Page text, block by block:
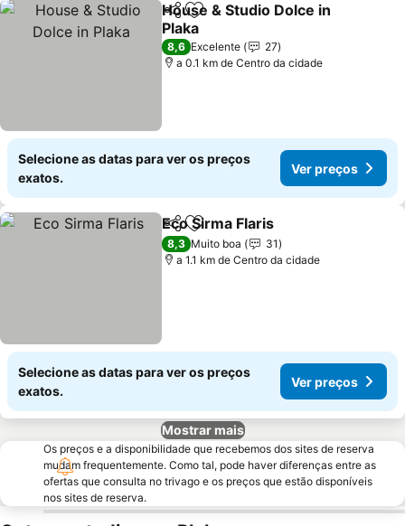
PartilharAdicionar aos favoritos
House & Studio Dolce in
Plaka
8,6 Excelente
27
a 0.1 km de Centro da cidade
Selecione as datas para ver os preços
exatos.
Ver preços
PartilharAdicionar aos favoritos
Eco Sirma Flaris
8,3 Muito boa
31
a 1.1 km de Centro da cidade
Selecione as datas para ver os preços
exatos.
Ver preços
Mostrar mais
Os preços e a disponibilidade que recebemos dos sites de reserva
mudam frequentemente. Como tal, pode haver diferenças entre as
ofertas que consulta no trivago e os preços que estão disponíveis
nos sites de reserva.